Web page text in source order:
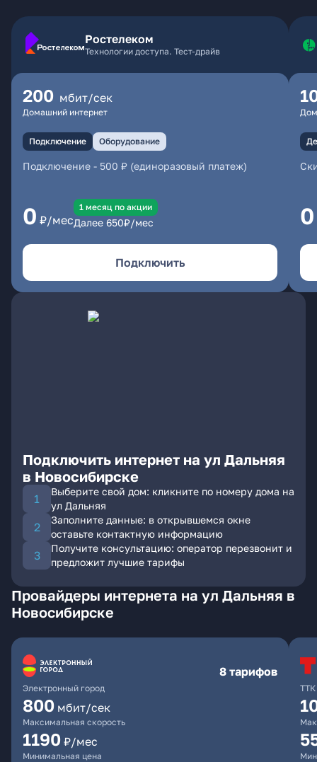
Ростелеком
Технологии доступа. Тест-драйв
200 мбит/сек
Домашний интернет
Подключение Оборудование
Подключение - 500 ₽ (единоразовый платеж)
0 ₽/мес
1 месяц по акции
Далее 650₽/мес
Подключить
0
Подключить интернет на ул Дальняя
в Новосибирске
Выберите свой дом: кликните по номеру дома на
ул Дальняя
Заполните данные: в открывшемся окне
оставьте контактную информацию
Получите консультацию: оператор перезвонит и
предложит лучшие тарифы
Провайдеры интернета на ул Дальняя в
Новосибирске
Электронный город
8 тарифов
800 мбит/сек
Максимальная скорость
1190 ₽/мес
Минимальная цена
ТТК